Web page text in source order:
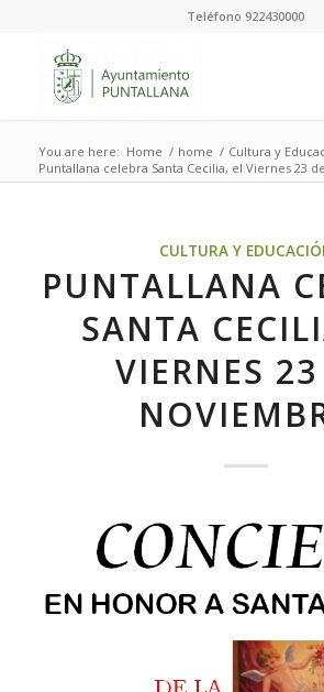
Teléfono 922430000
You are here: Home / home / Cultura y
Puntallana celebra Santa Cecilia, el Viernes 23
CULTURA Y
PUNTALLANA
SANTA
VIERNES 23